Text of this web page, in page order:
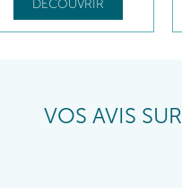
DÉCOUVRIR
VOS AVIS